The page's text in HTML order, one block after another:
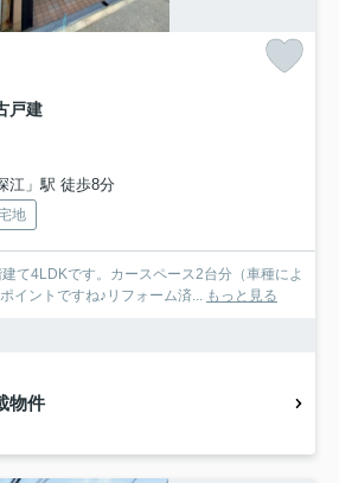
戸建
江」駅 徒歩8分
地
建て4LDKです。カースペース2台分（車種によ
イントですね♪リフォーム済... もっと見る
物件